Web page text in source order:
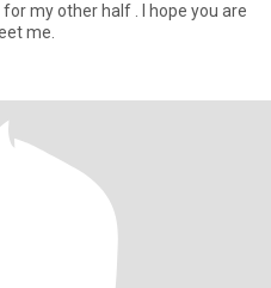
my other half . I hope you are
me.